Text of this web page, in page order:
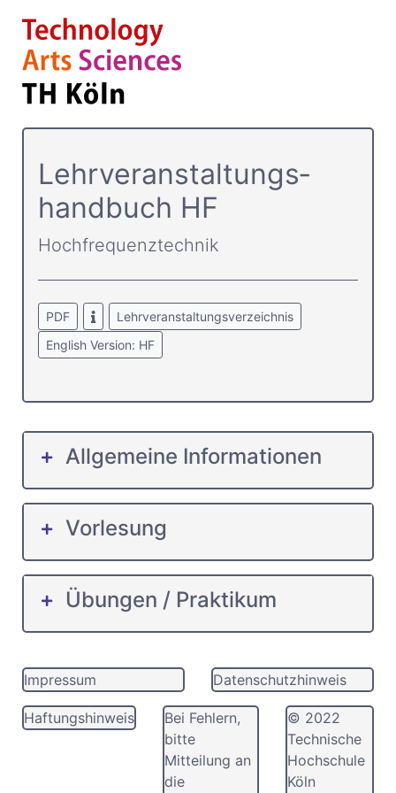
Lehrver­anstaltungs­
handbuch HF
Hochfrequenztechnik
PDF
Lehrveranstaltungsverzeichnis
English Version: HF
Allgemeine Informationen
Vorlesung
Übungen / Praktikum
Impressum Datenschutzhinweis
Haftungshinweis
Bei Fehlern,
bitte
Mitteilung an
die
© 2022
Technische
Hochschule
Köln